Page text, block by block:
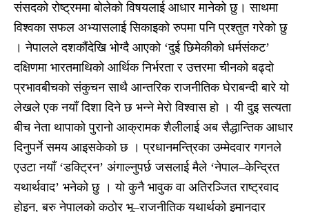
संसदको रोष्ट्रममा बोलेको विषयलाई आधार मानेको छु। साथमा
विश्वका सफल अभ्यासलाई सिकाइको रुपमा पनि प्रश्तुत गरेको छु
। नेपालले दशकौंदेखि भोग्दै आएको ‘दुई छिमेकीको धर्मसंकट’
दक्षिणमा भारतमाथिको आर्थिक निर्भरता र उत्तरमा चीनको बढ्दो
प्रभावबीचको संकुचन साथै आन्तरिक राजनीतिक घेराबन्दी बारे यो
लेखले एक नयाँ दिशा दिने छ भन्ने मेरो विश्वास हो । यी दुइ सत्यता
बीच नेता थापाको पुरानो आक्रामक शैलीलाई अब सैद्धान्तिक आधार
दिनुपर्ने समय आइसकेको छ । प्रधानमन्त्रिका उम्मेदवार गगनले
एउटा नयाँ ‘डक्ट्रिन’ अंगाल्नुपर्छ जसलाई मैले ‘नेपाल–केन्द्रित
यथार्थवाद’ भनेको छु । यो कुनै भावुक वा अतिरञ्जित राष्ट्रवाद
होइन, बरु नेपालको कठोर भू–राजनीतिक यथार्थको इमानदार